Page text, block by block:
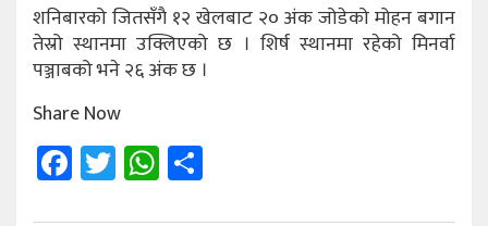
शनिबारको जितसँगै १२ खेलबाट २० अंक जोडेको मोहन बगान
तेस्रो स्थानमा उक्लिएको छ । शिर्ष स्थानमा रहेको मिनर्वा
पञ्जाबको भने २६ अंक छ ।
Share Now
Facebook
TwitterWhatsApp